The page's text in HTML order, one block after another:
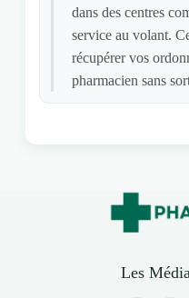
dans des centres
service au volant.
récupérer vos
pharmacien sans
Les